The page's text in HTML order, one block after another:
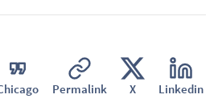
Permalink X Linkedin